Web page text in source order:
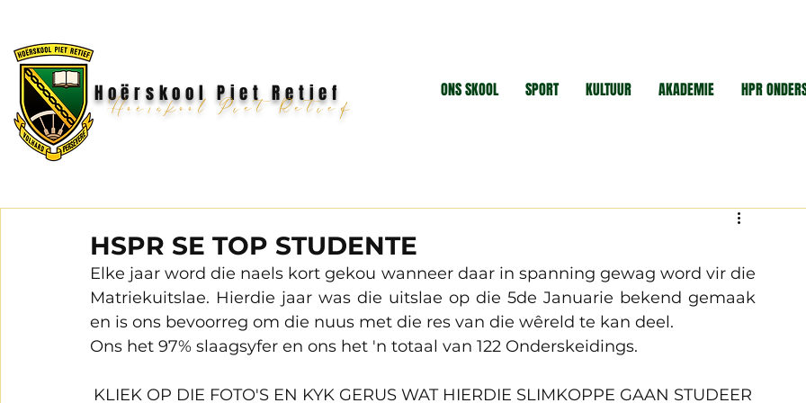
Hoërskool Piet Retief ONS SKOOL SPORT KULTUUR AKADEMIE HPR
Hoërskool Piet Retief
HSPR SE TOP STUDENTE
Elke jaar word die naels kort gekou wanneer daar in spanning gewag word vir die
Matriekuitslae. Hierdie jaar was die uitslae op die 5de Januarie bekend gemaak
en is ons bevoorreg om die nuus met die res van die wêreld te kan deel.
Ons het 97% slaagsyfer en ons het 'n totaal van 122 Onderskeidings.
KLIEK OP DIE FOTO'S EN KYK GERUS WAT HIERDIE SLIMKOPPE GAAN STUDEER